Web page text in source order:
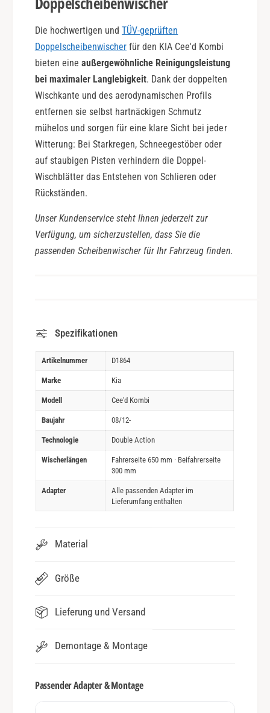
Die hochwertigen undTÜV-geprüften
Doppelscheibenwischer für den KIA Cee'd Kombi
bieten eine außergewöhnliche Reinigungsleistung
bei maximaler Langlebigkeit. Dank der doppelten
Wischkante und des aerodynamischen Profils
entfernen sie selbst hartnäckigen Schmutz
mühelos und sorgen für eine klare Sicht bei jeder
Witterung: Bei Starkregen, Schneegestöber oder
auf staubigen Pisten verhindern die Doppel-
Wischblätter das Entstehen von Schlieren oder
Rückständen.
Unser Kundenservice steht Ihnen jederzeit zur
Verfügung, um sicherzustellen, dass Sie die
passenden Scheibenwischer für Ihr Fahrzeug finden.
Spezifikationen
Artikelnummer D1864
Marke Kia
Modell Cee'd Kombi
Baujahr 08/12-
Technologie Double Action
Wischerlängen
Fahrerseite 650 mm · Beifahrerseite
300 mm
Adapter
Alle passenden Adapter im
Lieferumfang enthalten
Material
Größe
Lieferung und Versand
Demontage & Montage
Passender Adapter & Montage